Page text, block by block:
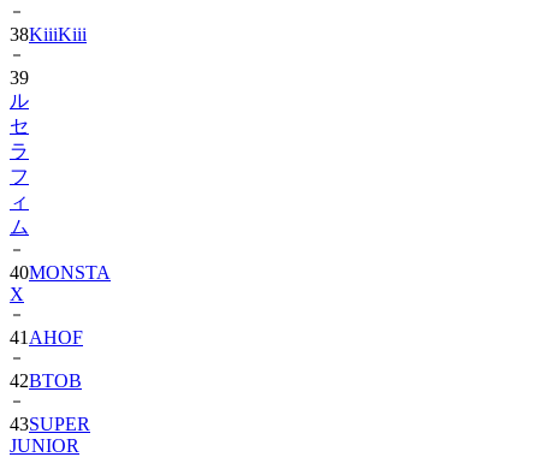
38KiiiKiii
39
ル
セ
ラ
フ
ィ
ム
40MONSTA
X
41 AHOF
42BTOB
43SUPER
JUNIOR